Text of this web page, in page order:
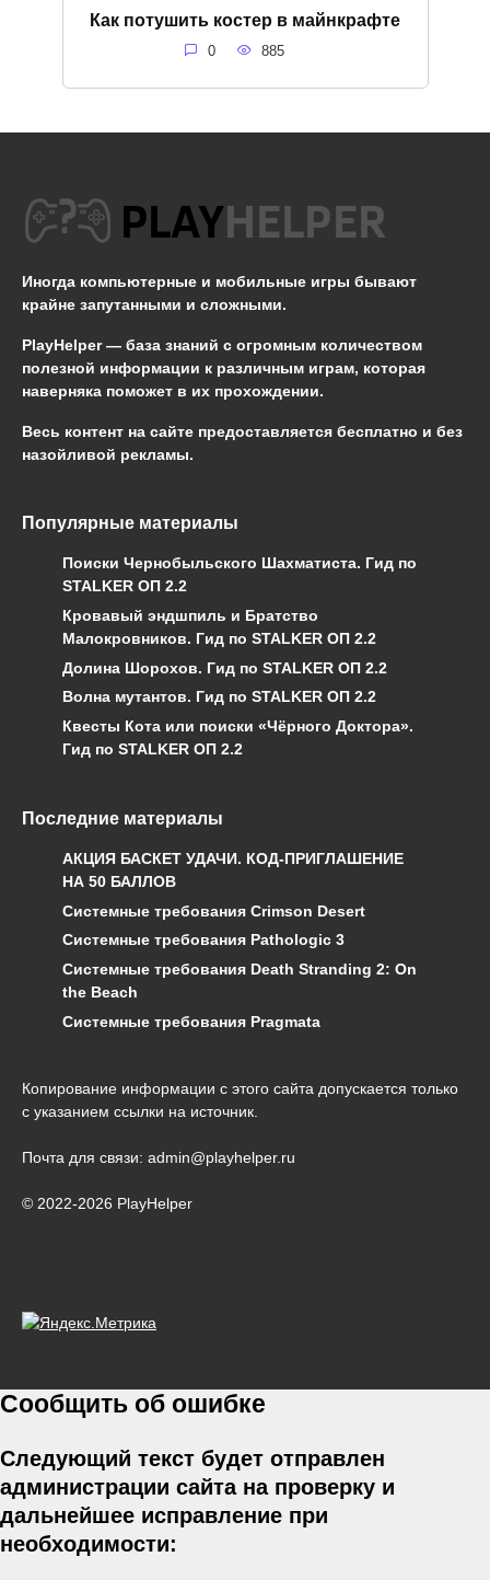
Как потушить костер в майнкрафте
0 885
Иногда компьютерные и мобильные игры бывают
крайне запутанными и сложными.
PlayHelper — база знаний с огромным количеством
полезной информации к различным играм, которая
наверняка поможет в их прохождении.
Весь контент на сайте предоставляется бесплатно и без
назойливой рекламы.
Популярные материалы
Поиски Чернобыльского Шахматиста. Гид по
STALKER ОП 2.2
Кровавый эндшпиль и Братство
Малокровников. Гид по STALKER ОП 2.2
Долина Шорохов. Гид по STALKER ОП 2.2
Волна мутантов. Гид по STALKER ОП 2.2
Квесты Кота или поиски «Чёрного Доктора».
Гид по STALKER ОП 2.2
Последние материалы
АКЦИЯ БАСКЕТ УДАЧИ. КОД-ПРИГЛАШЕНИЕ
НА 50 БАЛЛОВ
Системные требования Crimson Desert
Системные требования Pathologic 3
Системные требования Death Stranding 2: On
the Beach
Системные требования Pragmata
Копирование информации с этого сайта допускается только
с указанием ссылки на источник.
Почта для связи: admin@playhelper.ru
© 2022-2026 PlayHelper
Сообщить об ошибке
Следующий текст будет отправлен
администрации сайта на проверку и
дальнейшее исправление при
необходимости: